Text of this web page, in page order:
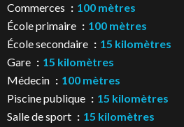
Commerces
100 mètres
École primaire
100 mètres
École secondaire
15 kilomètres
Gare
15 kilomètres
Médecin
100 mètres
Piscine publique
15 kilomètres
Salle de sport
15 kilomètres